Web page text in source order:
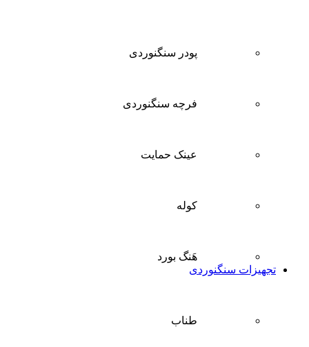
پودر سنگنوردی
فرچه سنگنوردی
عینک حمایت
کوله
هَنگ بورد
تجهیزات سنگنوردی
طناب